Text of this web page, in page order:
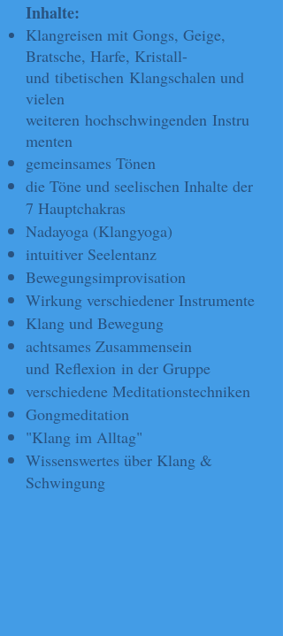
Inhalte:
Klangreisen mit Gongs, Geige,
Bratsche, Harfe, Kristall-
und tibetischen Klangschalen und
vielen
weiteren hochschwingenden Instru
menten
gemeinsames Tönen
die Töne und seelischen Inhalte der
7 Hauptchakras
Nadayoga (Klangyoga)
intuitiver Seelentanz
Bewegungsimprovisation
Wirkung verschiedener Instrumente
Klang und Bewegung
achtsames Zusammensein
und Reflexion in der Gruppe
verschiedene Meditationstechniken
Gongmeditation
"Klang im Alltag"
Wissenswertes über Klang &
Schwingung